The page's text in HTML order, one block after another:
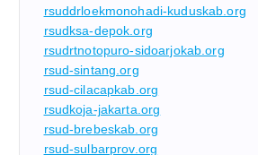
rsuddrloekmonohadi-kuduskab.org
rsudksa-depok.org
rsudrtnotopuro-sidoarjokab.org
rsud-sintang.org
rsud-cilacapkab.org
rsudkoja-jakarta.org
rsud-brebeskab.org
rsud-sulbarprov.org